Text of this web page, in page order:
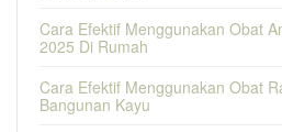
Cara Efektif Menggunakan Obat
2025 Di Rumah
Cara Efektif Menggunakan Obat
Bangunan Kayu